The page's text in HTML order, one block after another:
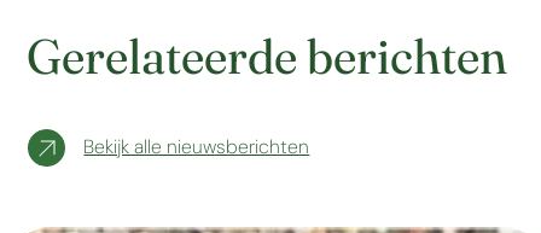
Gerelateerde berichten
Bekijk alle nieuwsberichten